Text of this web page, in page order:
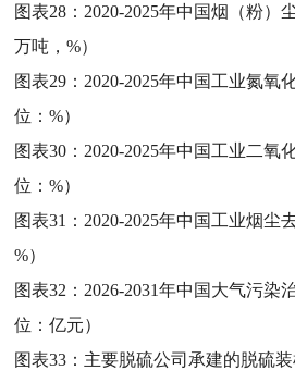
图表28： 2020-2025年中国烟（粉）
万吨，%）
图表29： 2020-2025年中国工业氮氧
位：%）
图表30： 2020-2025年中国工业二氧
位：%）
图表31： 2020-2025年中国工业烟尘
%）
图表32： 2026-2031年中国大气污染
位：亿元）
图表33： 主要脱硫公司承建的脱硫